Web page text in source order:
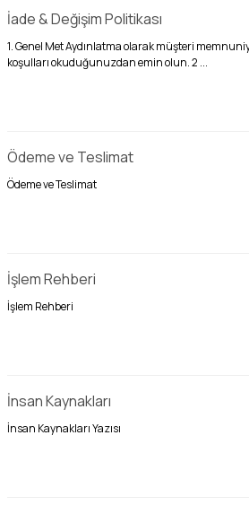
İade & Değişim Politikası
1. Genel Met Aydınlatma olarak müşteri
koşulları okuduğunuzdan emin olun. 2 ...
Ödeme ve Teslimat
Ödeme ve Teslimat
İşlem Rehberi
İşlem Rehberi
İnsan Kaynakları
İnsan Kaynakları Yazısı